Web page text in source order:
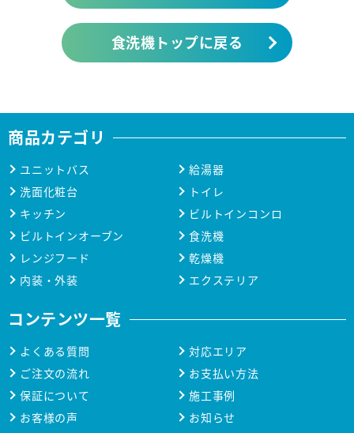
食洗機トップに戻る
商品カテゴリ
ユニットバス
給湯器
洗面化粧台
トイレ
キッチン
ビルトインコンロ
ビルトインオーブン
食洗機
レンジフード
乾燥機
内装・外装
エクステリア
コンテンツ一覧
よくある質問
対応エリア
ご注文の流れ
お支払い方法
保証について
施工事例
お客様の声
お知らせ